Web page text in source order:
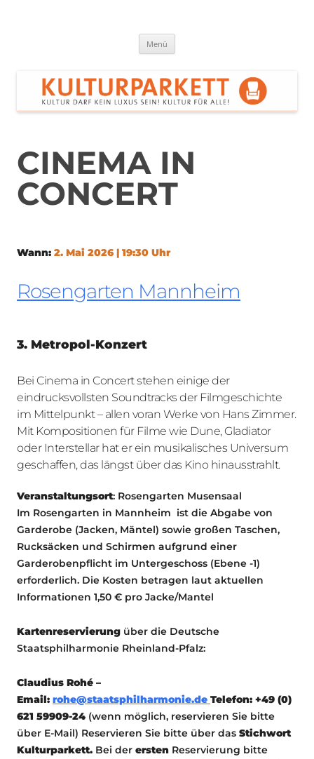
Menü
CINEMA IN
CONCERT
Wann: 2. Mai 2026 | 19:30 Uhr
Rosengarten Mannheim
3. Metropol-Konzert
Bei Cinema in Concert stehen einige der
eindrucksvollsten Soundtracks der Filmgeschichte
im Mittelpunkt – allen voran Werke von Hans Zimmer.
Mit Kompositionen für Filme wie Dune, Gladiator
oder Interstellar hat er ein musikalisches Universum
geschaffen, das längst über das Kino hinausstrahlt.
Veranstaltungsort: Rosengarten Musensaal
Im Rosengarten in Mannheim ist die Abgabe von
Garderobe (Jacken, Mäntel) sowie großen Taschen,
Rucksäcken und Schirmen aufgrund einer
Garderobenpflicht im Untergeschoss (Ebene -1)
erforderlich. Die Kosten betragen laut aktuellen
Informationen 1,50 € pro Jacke/Mantel
Kartenreservierung über die Deutsche
Staatsphilharmonie Rheinland-Pfalz:
Claudius Rohé –
Email: rohe@staatsphilharmonie.de Telefon: +49 (0)
621 59909-24 (wenn möglich, reservieren Sie bitte
über E-Mail) Reservieren Sie bitte über das Stichwort
Kulturparkett. Bei der ersten Reservierung bitte